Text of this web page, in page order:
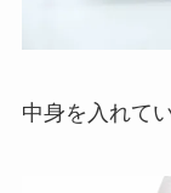
中身を入れて